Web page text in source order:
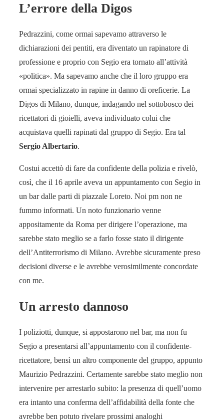
L’errore della Digos
Pedrazzini, come ormai sapevamo attraverso le
dichiarazioni dei pentiti, era diventato un rapinatore di
professione e proprio con Segio era tornato all’attività
«politica». Ma sapevamo anche che il loro gruppo era
ormai specializzato in rapine in danno di oreficerie. La
Digos di Milano, dunque, indagando nel sottobosco dei
ricettatori di gioielli, aveva individuato colui che
acquistava quelli rapinati dal gruppo di Segio. Era tal
Sergio Albertario.
Costui accettò di fare da confidente della polizia e rivelò,
così, che il 16 aprile aveva un appuntamento con Segio in
un bar dalle parti di piazzale Loreto. Noi pm non ne
fummo informati. Un noto funzionario venne
appositamente da Roma per dirigere l’operazione, ma
sarebbe stato meglio se a farlo fosse stato il dirigente
dell’Antiterrorismo di Milano. Avrebbe sicuramente preso
decisioni diverse e le avrebbe verosimilmente concordate
con me.
Un arresto dannoso
I poliziotti, dunque, si appostarono nel bar, ma non fu
Segio a presentarsi all’appuntamento con il confidente-
ricettatore, bensì un altro componente del gruppo, appunto
Maurizio Pedrazzini. Certamente sarebbe stato meglio non
intervenire per arrestarlo subito: la presenza di quell’uomo
era intanto una conferma dell’affidabilità della fonte che
avrebbe ben potuto rivelare prossimi analoghi